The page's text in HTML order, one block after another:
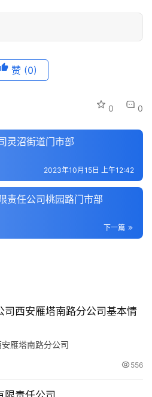
注册
赞 (0)
0 0
灵沼街道门市部
2023年10月15日 上午12:42
责任公司桃园路门市部
下一篇
司西安雁塔南路分公司基本情
雁塔南路分公司
556